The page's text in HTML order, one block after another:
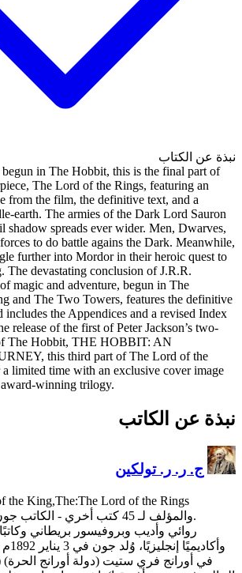
Concluding the story begun
Tolkien’s epic masterpiece,
exclusive cover image from
detailed map of Middle-earth.
are massing as his evil
Elves and Ents unite forces to
Frodo and Sam struggle
destroy the One Ring. The
Tolkien’s classic tale of magic
Fellowship of the Ring and
edition of the text and
in full. To celebrate the
part film adaptation of The
UNEXPECTED JOURNEY,
Rings is available for a limited
from Peter Jackson’s award-
مؤلف كتاب Return of the King,The:The Lord of the Rings
وكاتبًا وشاعرًا وفقيهًا لغويًا
وأكاديميًا إنجليزيًا، وُلد جون في 3 يناير 1892م في مدينة بلومفونتين
الحرة) (مقاطعة فري ستيت